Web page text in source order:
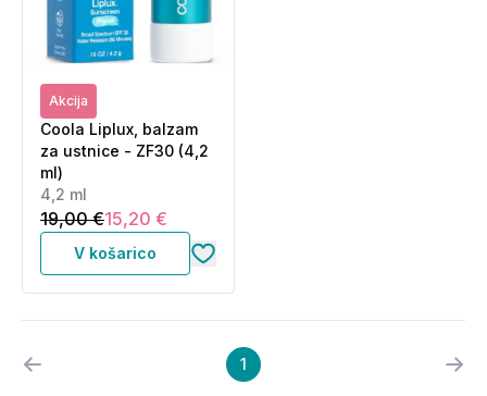
Akcija
Coola Liplux, balzam
za ustnice - ZF30 (4,2
ml)
4,2 ml
19,00 €15,20 €
V košarico
1